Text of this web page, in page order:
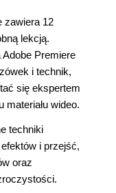
zawiera 12
lekcją.
Premiere
i technik,
się ekspertem
wideo.
techniki
i przejść,
oraz